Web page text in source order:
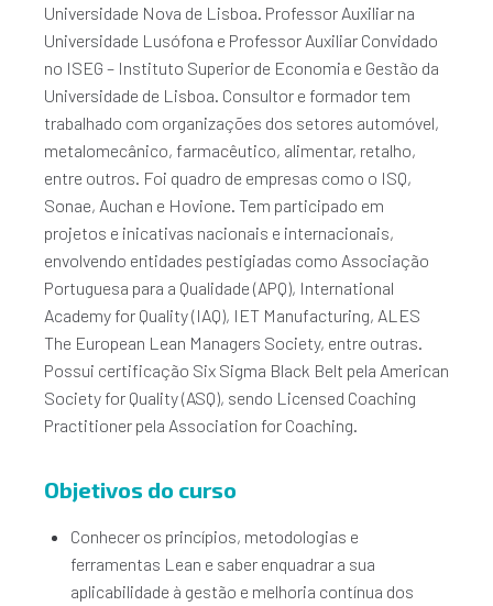
Universidade Nova de Lisboa. Professor Auxiliar na
Universidade Lusófona e Professor Auxiliar Convidado
no ISEG – Instituto Superior de Economia e Gestão da
Universidade de Lisboa. Consultor e formador tem
trabalhado com organizações dos setores automóvel,
metalomecânico, farmacêutico, alimentar, retalho,
entre outros. Foi quadro de empresas como o ISQ,
Sonae, Auchan e Hovione. Tem participado em
projetos e inicativas nacionais e internacionais,
envolvendo entidades pestigiadas como Associação
Portuguesa para a Qualidade (APQ), International
Academy for Quality (IAQ), IET Manufacturing, ALES
The European Lean Managers Society, entre outras.
Possui certificação Six Sigma Black Belt pela American
Society for Quality (ASQ), sendo Licensed Coaching
Practitioner pela Association for Coaching.
Objetivos do curso
Conhecer os princípios, metodologias e
ferramentas Lean e saber enquadrar a sua
aplicabilidade à gestão e melhoria contínua dos